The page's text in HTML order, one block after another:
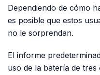
Dependiendo de cómo
es posible que estos
no le sorprendan.
El informe
uso de la batería de tres